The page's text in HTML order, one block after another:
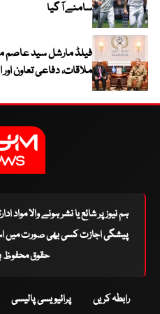
سامنے آ گیا
فیلڈ مارشل سید عاصم
ملاقات، دفاعی تعاون
ہم نیوز پر شائع یا نشر ہونے والا مواد
پیشگی اجازت کسی بھی صورت میں
حقوق محفوظ
رابطہ کریں پرائیویسی پالیسی